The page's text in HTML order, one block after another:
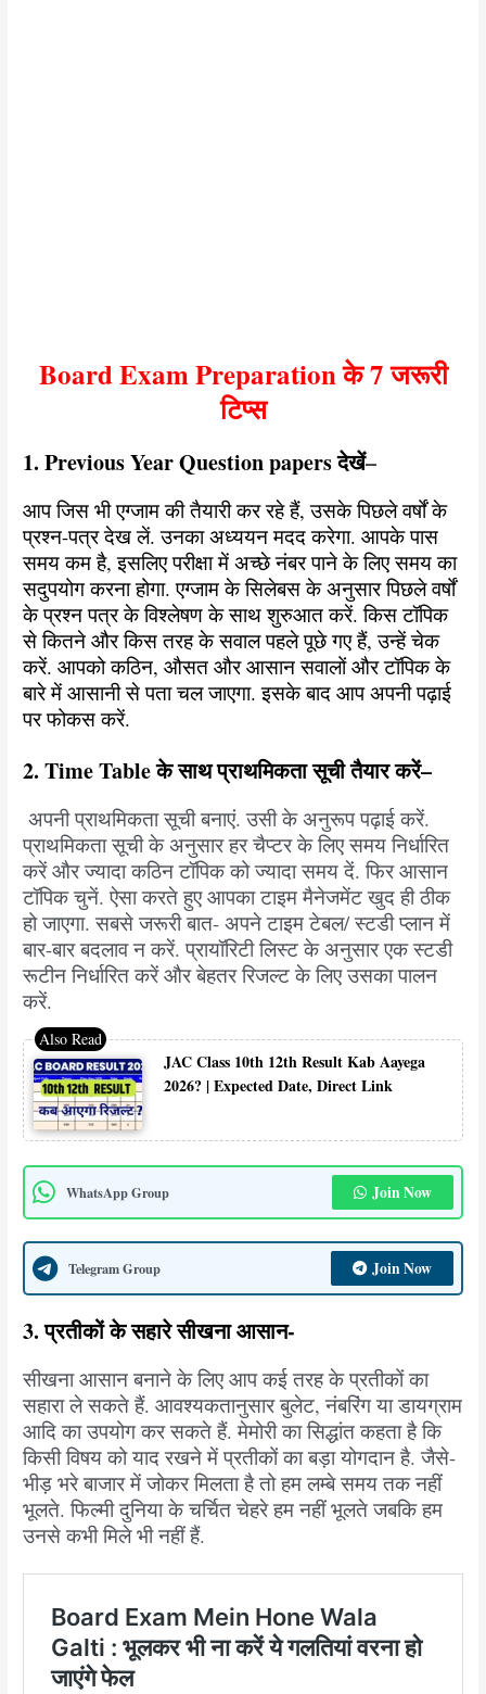
Board Exam Preparation के 7 जरूरी
टिप्स
1. Previous Year Question papers देखें–
आप जिस भी एग्जाम की तैयारी कर रहे हैं, उसके पिछले वर्षों के
प्रश्न-पत्र देख लें. उनका अध्ययन मदद करेगा. आपके पास
समय कम है, इसलिए परीक्षा में अच्छे नंबर पाने के लिए समय का
सदुपयोग करना होगा. एग्जाम के सिलेबस के अनुसार पिछले वर्षों
के प्रश्न पत्र के विश्लेषण के साथ शुरुआत करें. किस टॉपिक
से कितने और किस तरह के सवाल पहले पूछे गए हैं, उन्हें चेक
करें. आपको कठिन, औसत और आसान सवालों और टॉपिक के
बारे में आसानी से पता चल जाएगा. इसके बाद आप अपनी पढ़ाई
पर फोकस करें.
2. Time Table के साथ प्राथमिकता सूची तैयार करें–
अपनी प्राथमिकता सूची बनाएं. उसी के अनुरूप पढ़ाई करें.
प्राथमिकता सूची के अनुसार हर चैप्टर के लिए समय निर्धारित
करें और ज्यादा कठिन टॉपिक को ज्यादा समय दें. फिर आसान
टॉपिक चुनें. ऐसा करते हुए आपका टाइम मैनेजमेंट खुद ही ठीक
हो जाएगा. सबसे जरूरी बात- अपने टाइम टेबल/ स्टडी प्लान में
बार-बार बदलाव न करें. प्रायॉरिटी लिस्ट के अनुसार एक स्टडी
रूटीन निर्धारित करें और बेहतर रिजल्ट के लिए उसका पालन
करें.
JAC Class 10th 12th Result Kab Aayega
2026? | Expected Date, Direct Link
WhatsApp Group Join Now
Telegram Group Join Now
3. प्रतीकों के सहारे सीखना आसान-
सीखना आसान बनाने के लिए आप कई तरह के प्रतीकों का
सहारा ले सकते हैं. आवश्यकतानुसार बुलेट, नंबरिंग या डायग्राम
आदि का उपयोग कर सकते हैं. मेमोरी का सिद्धांत कहता है कि
किसी विषय को याद रखने में प्रतीकों का बड़ा योगदान है. जैसे-
भीड़ भरे बाजार में जोकर मिलता है तो हम लम्बे समय तक नहीं
भूलते. फिल्मी दुनिया के चर्चित चेहरे हम नहीं भूलते जबकि हम
उनसे कभी मिले भी नहीं हैं.